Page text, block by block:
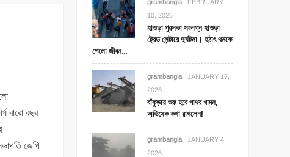
বারো বছর
জেপি
grambangla
FEBRUARY
10, 2026
হাওড়া পুরসভা সংলগ্ন হাওড়া
ট্রেড সেন্টারে দুর্ঘটনা। হঠাৎ থমকে
গেলো জীবন…
grambangla
JANUARY 17,
2026
বাঁকুড়ায় শুরু হবে পাথর খাদন,
অভিষেক কথা রাখলেন!
grambangla
JANUARY 4,
2026